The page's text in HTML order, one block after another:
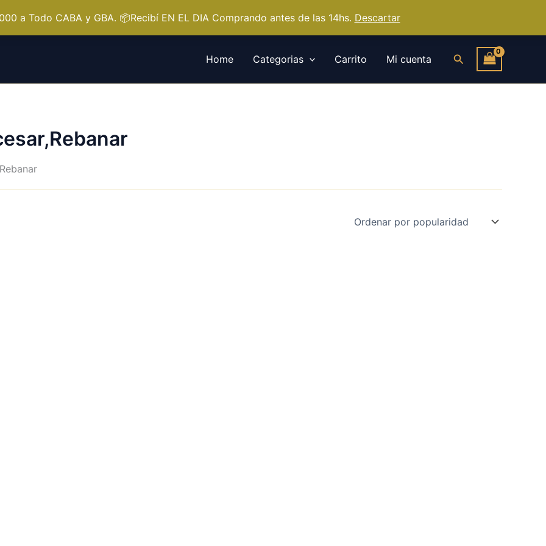
a Todo CABA y GBA. 📦Recibí EN EL DIA Comprando antes de las 14hs. Descartar
Home
Categorias Carrito Mi cuenta Buscar